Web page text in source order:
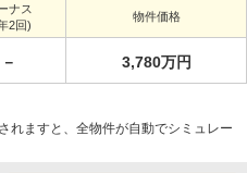
ナス
2回)
物件価格
－ 3,780万円
れますと、全物件が自動でシミュレー